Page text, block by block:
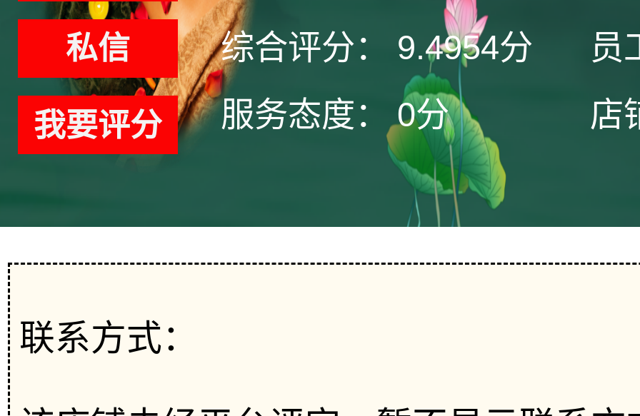
私信
我要评分
综合评分：
9.4954分
员
服务态度：
0分 店
联系方式：